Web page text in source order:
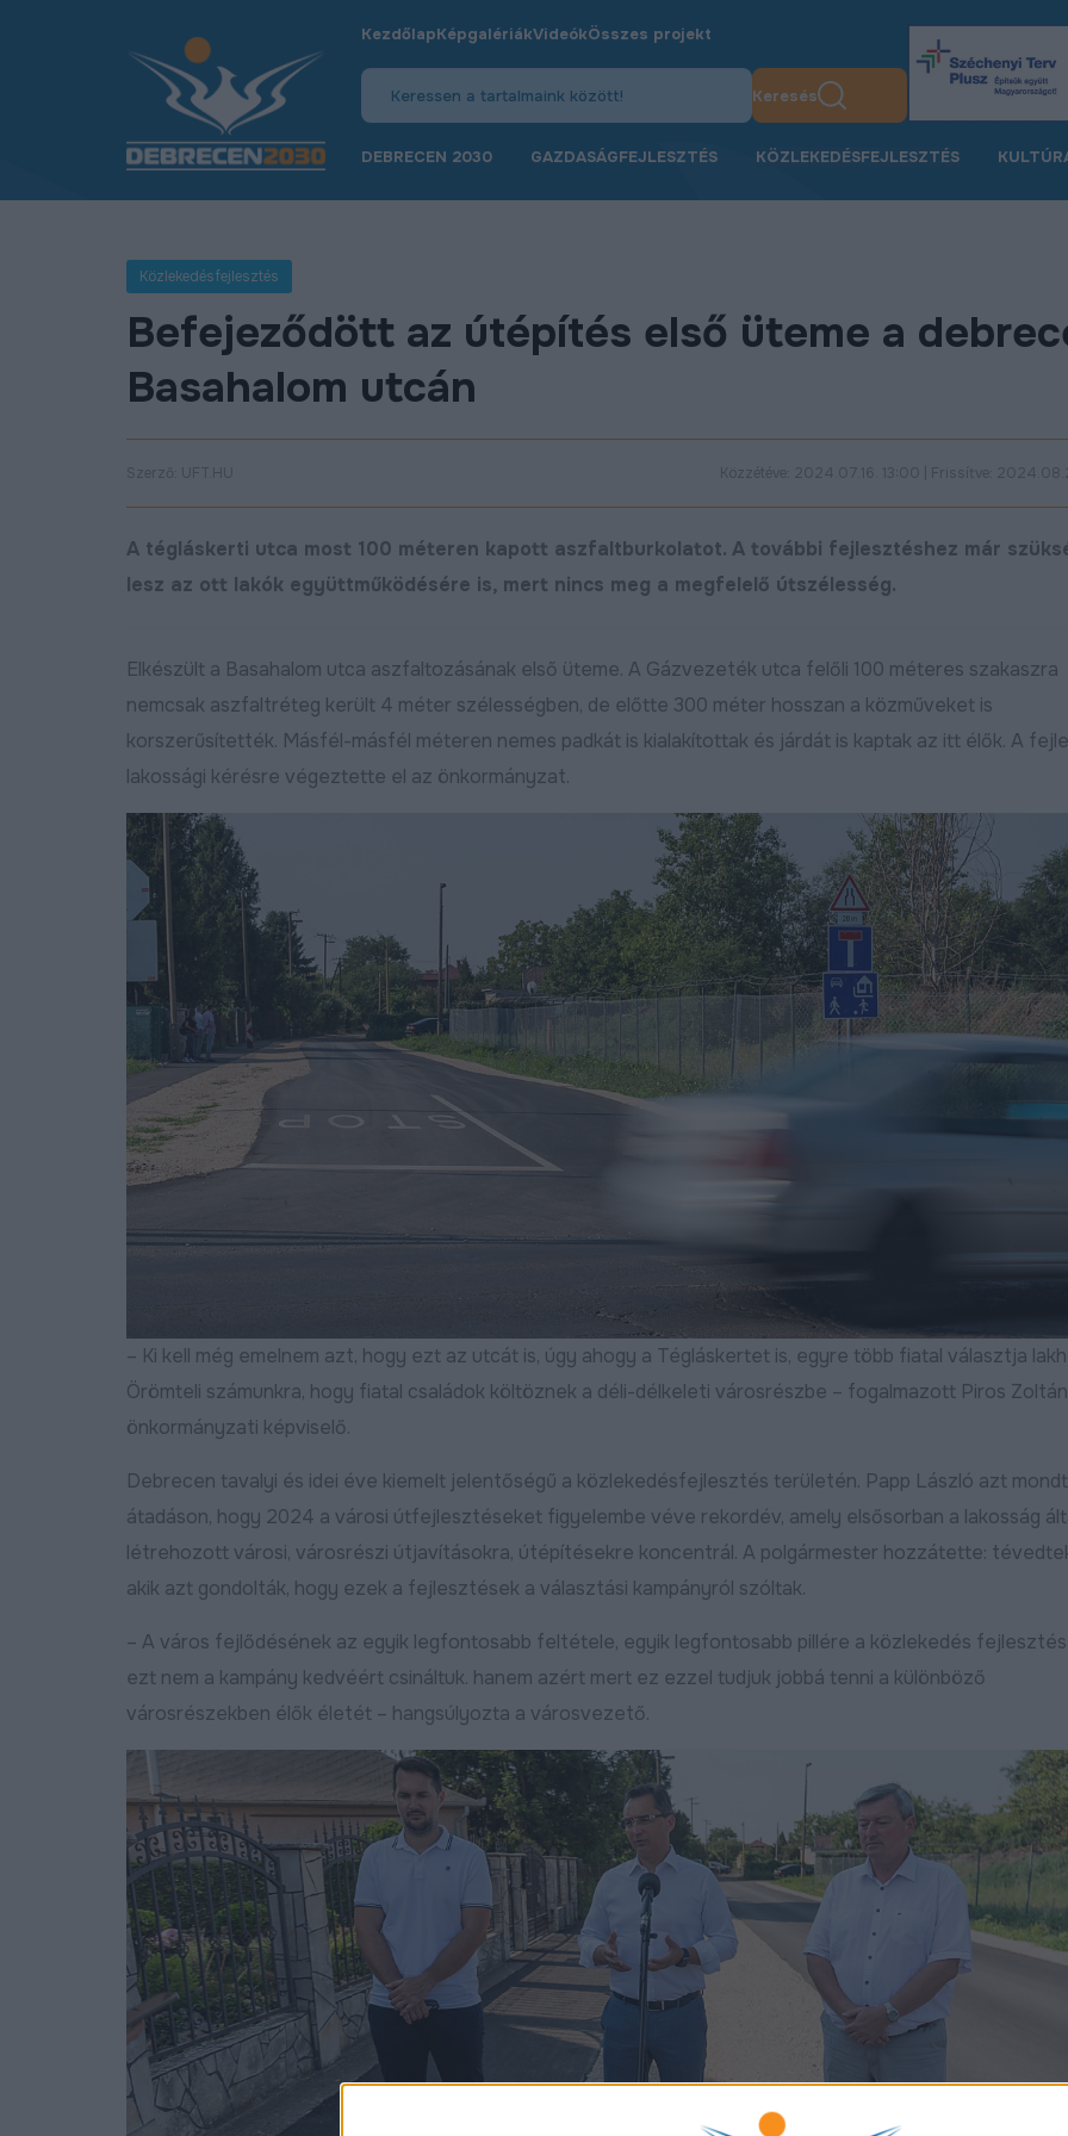
KezdőlapKépgalériákVideókÖsszes projekt
Keresés
DEBRECEN 2030 GAZDASÁGFEJLESZTÉS KÖZLEKEDÉSFEJLESZTÉS
Közlekedésfejlesztés
Befejeződött az útépítés első üteme a
Basahalom utcán
Szerző: UFT.HU Közzétéve: 2024.07.16. 13:00 | Frissítve:
A tégláskerti utca most 100 méteren kapott aszfaltburkolatot. A további fejlesztéshez már
lesz az ott lakók együttműködésére is, mert nincs meg a megfelelő útszélesség.
Elkészült a Basahalom utca aszfaltozásának első üteme. A Gázvezeték utca felőli 100 méteres szakaszra
nemcsak aszfaltréteg került 4 méter szélességben, de előtte 300 méter hosszan a közműveket is
korszerűsítették. Másfél-másfél méteren nemes padkát is kialakítottak és járdát is kaptak az itt élők. A
lakossági kérésre végeztette el az önkormányzat.
– Ki kell még emelnem azt, hogy ezt az utcát is, úgy ahogy a Tégláskertet is, egyre több fiatal választja
Örömteli számunkra, hogy fiatal családok költöznek a déli-délkeleti városrészbe – fogalmazott Piros Zoltán
önkormányzati képviselő.
Debrecen tavalyi és idei éve kiemelt jelentőségű a közlekedésfejlesztés területén. Papp László azt
átadáson, hogy 2024 a városi útfejlesztéseket figyelembe véve rekordév, amely elsősorban a lakosság
létrehozott városi, városrészi útjavításokra, útépítésekre koncentrál. A polgármester hozzátette:
akik azt gondolták, hogy ezek a fejlesztések a választási kampányról szóltak.
– A város fejlődésének az egyik legfontosabb feltétele, egyik legfontosabb pillére a közlekedés
ezt nem a kampány kedvéért csináltuk. hanem azért mert ez ezzel tudjuk jobbá tenni a különböző
városrészekben élők életét – hangsúlyozta a városvezető.
bekötőutat kapott
Bővebben
Megújult a Barna utca
2024.11.07 Bővebben
Új utat építenek Debreceni
déli városrészében
2025.03.07
Folytatódik az
fát ültetünk!
2024.12.09
az utak állapota és ötletláda:
lakossági fórumot tartottak
Bővebben
Egyik út váltja a másikat:
Debrecen fejlesztési
programja
2026.06.01 Bővebben
Útfelújítás kezdődött a
Harsona utcán, aszfaltot
Befejeződött a
második
nagyfelületű
Új programmal segíti az EDC
Debrecen a helyi kkv-
szektor külpiacra lépését
Bővebben
Új gépjárműtároló
csarnokkal bővült a Déli
Gazdasági Övezet,
folytatódik a KKV Park-
program Debrecenben
2026.03.31 Bővebben
Robbanásszerűen bővül a
debreceni gazdaság: indul a
KKV Park második üteme,
50 százalékkal nőtt az ipari
termelés
2026.04.09
Szijjártó
mára a
vidéki